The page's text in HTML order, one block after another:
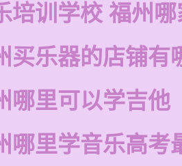
培训学校 福州
买乐器的店铺有
哪里可以学吉他
哪里学音乐高考